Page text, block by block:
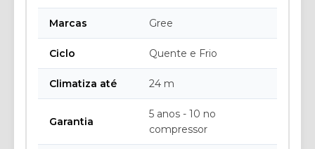
Marcas Gree
Ciclo Quente e Frio
Climatiza até 24 m
Garantia
5 anos - 10 no
compressor